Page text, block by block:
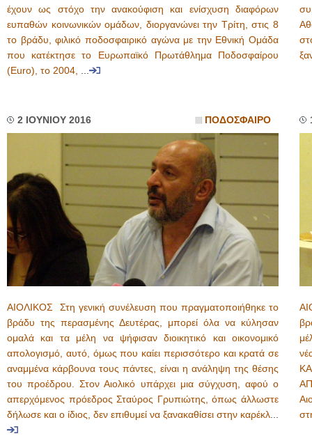
έχουν ως στόχο την ανακούφιση και ενίσχυση διαφόρων
ευπαθών κοινωνικών ομάδων, διοργανώνει την Τρίτη, στις 8
το βράδυ, φιλικό ποδοσφαιρικό αγώνα με την Εθνική Ομάδα
που κατέκτησε το Ευρωπαϊκό Πρωτάθλημα Ποδοσφαίρου
(Euro), το 2004, ...
2 ΙΟΥΝΙΟΥ 2016 ΠΟΔΟΣΦΑΙΡΟ
ΑΙΟΛΙΚΟΣ Στη γενική συνέλευση που πραγματοποιήθηκε το
βράδυ της περασμένης Δευτέρας, μπορεί όλα να κύλησαν
ομαλά και τα μέλη να ψήφισαν διοικητικό και οικονομικό
απολογισμό, αυτό, όμως που καίει περισσότερο και κρατά σε
αναμμένα κάρβουνα τους πάντες, είναι η ανάληψη της θέσης
του προέδρου. Στον Αιολικό υπάρχει μια σύγχυση, αφού ο
απερχόμενος πρόεδρος Σταύρος Γρυπιώτης, όπως άλλωστε
δήλωσε και ο ίδιος, δεν επιθυμεί να ξανακαθίσει στην καρέκλ...